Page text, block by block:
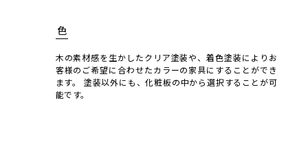
色
木の素材感を生かしたクリア塗装や、着色塗装によりお
客様のご希望に合わせたカラーの家具にすることができ
ます。
塗装以外にも、化粧板の中から選択することが可
能です。